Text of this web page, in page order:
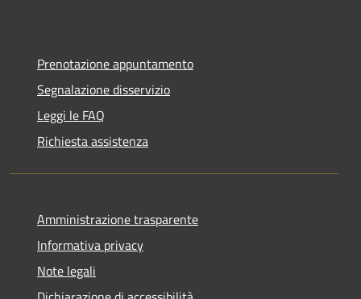
Prenotazione appuntamento
Segnalazione disservizio
Leggi le FAQ
Richiesta assistenza
Amministrazione trasparente
Informativa privacy
Note legali